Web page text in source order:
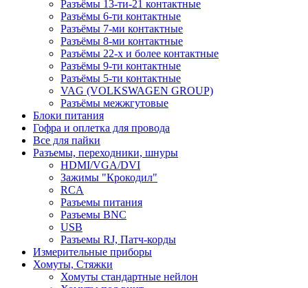
Разъёмы 13-ти-21 контактные
Разъёмы 6-ти контактные
Разъёмы 7-ми контактные
Разъёмы 8-ми контактные
Разъёмы 22-х и более контактные
Разъёмы 9-ти контактные
Разъёмы 5-ти контактные
VAG (VOLKSWAGEN GROUP)
Разъёмы межжгутовые
Блоки питания
Гофра и оплетка для провода
Все для пайки
Разъемы, переходники, шнуры
HDMI/VGA/DVI
Зажимы "Крокодил"
RCA
Разъемы питания
Разъемы BNC
USB
Разъемы RJ, Патч-корды
Измерительные приборы
Хомуты, Стяжки
Хомуты стандартные нейлон